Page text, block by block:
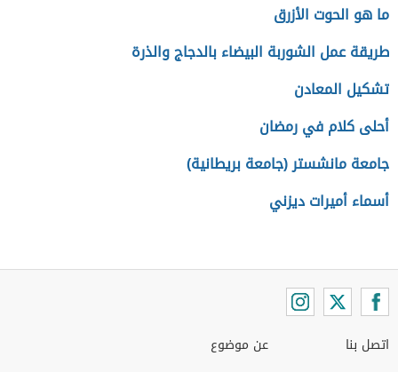
ما هو الحوت الأزرق
طريقة عمل الشوربة البيضاء بالدجاج والذرة
تشكيل المعادن
أحلى كلام في رمضان
جامعة مانشستر (جامعة بريطانية)
أسماء أميرات ديزني
اتصل بنا
عن موضوع